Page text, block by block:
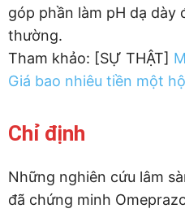
góp phần làm pH dạ dày
thường.
Tham khảo: [SỰ THẬT]
Giá bao nhiêu tiền một
Chỉ định
Những nghiên cứu lâm
đã chứng minh